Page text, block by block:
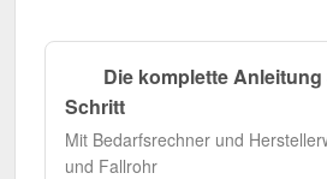
Die komplette
Schritt
Mit Bedarfsrechner und
und Fallrohr